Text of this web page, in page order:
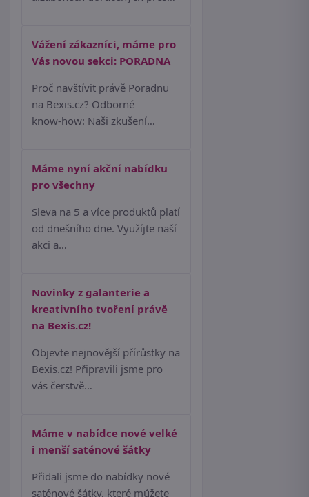
Vážení zákazníci, máme pro
Vás novou sekci: PORADNA
Proč navštívit právě Poradnu
na Bexis.cz? Odborné
know‑how: Naši zkušení…
Máme nyní akční nabídku
pro všechny
Sleva na 5 a více produktů platí
od dnešního dne. Využíjte naší
akci a…
Novinky z galanterie a
kreativního tvoření právě
na Bexis.cz!
Objevte nejnovější přírůstky na
Bexis.cz! Připravili jsme pro
vás čerstvě…
Máme v nabídce nové velké
i menší saténové šátky
Přidali jsme do nabídky nové
saténové šátky, které můžete